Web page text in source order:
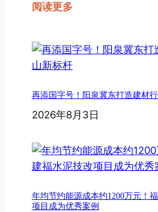
阅读更多
再添国字号！阳泉冀东打造建材
2026年8月3日
年均节约能源成本约1200万元！
项目成为优秀案例